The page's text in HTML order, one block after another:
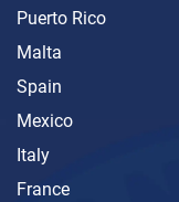
Puerto Rico
Malta
Spain
Mexico
Italy
France